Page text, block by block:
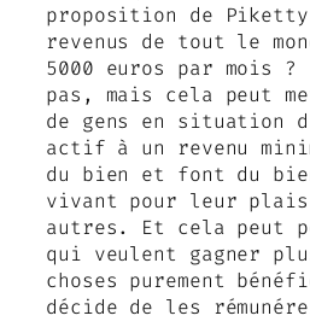
proposition de
revenus de tout le
5000 euros par mois ?
pas, mais cela peut
de gens en situation
actif à un revenu
du bien et font du
vivant pour leur
autres. Et cela peut
qui veulent gagner
choses purement
décide de les